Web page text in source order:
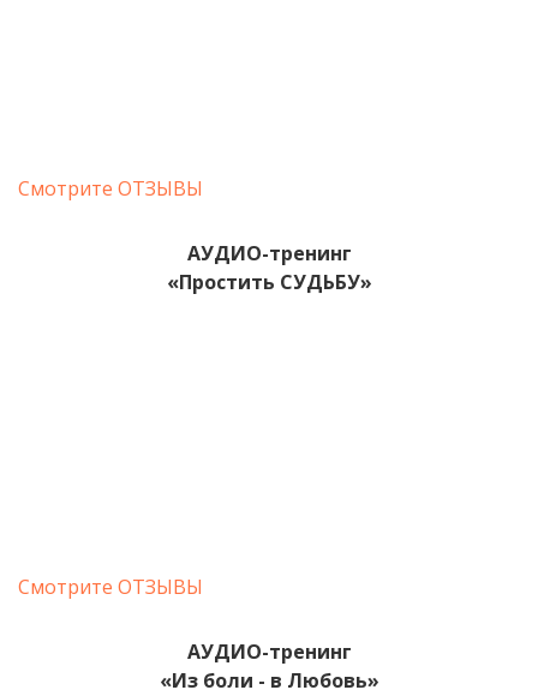
Смотрите ОТЗЫВЫ
АУДИО-тренинг
«Простить СУДЬБУ»
Смотрите ОТЗЫВЫ
АУДИО-тренинг
«Из боли - в Любовь»